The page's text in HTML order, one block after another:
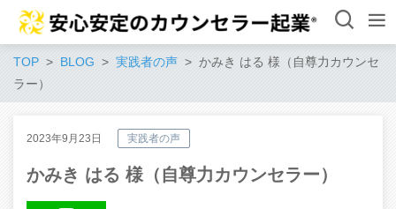
TOP BLOG 実践者の声
かみき はる 様（自尊力カウンセ
ラー）
2023年9月23日 実践者の声
かみき はる 様（自尊力カウンセラー）